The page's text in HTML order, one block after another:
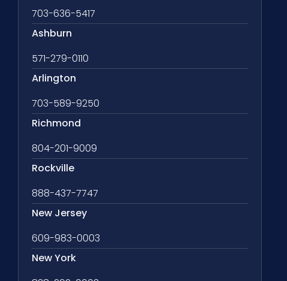
703-636-5417
Ashburn
571-279-0110
Arlington
703-589-9250
Richmond
804-201-9009
Rockville
888-437-7747
New Jersey
609-983-0003
New York